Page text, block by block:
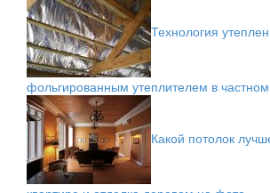
Технология
фольгированным утеплителем в
Какой потолок